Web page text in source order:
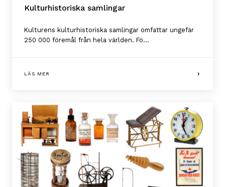
Kulturhistoriska samlingar
Kulturens kulturhistoriska samlingar omfattar ungefär
250 000 föremål från hela världen. Fö...
LÄS MER